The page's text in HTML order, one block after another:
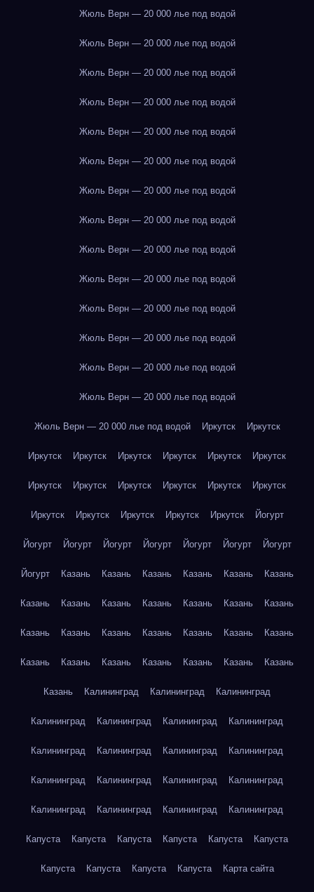
Жюль Верн — 20 000 лье под водой
Жюль Верн — 20 000 лье под водой
Жюль Верн — 20 000 лье под водой
Жюль Верн — 20 000 лье под водой
Жюль Верн — 20 000 лье под водой
Жюль Верн — 20 000 лье под водой
Жюль Верн — 20 000 лье под водой
Жюль Верн — 20 000 лье под водой
Жюль Верн — 20 000 лье под водой
Жюль Верн — 20 000 лье под водой
Жюль Верн — 20 000 лье под водой
Жюль Верн — 20 000 лье под водой
Жюль Верн — 20 000 лье под водой
Жюль Верн — 20 000 лье под водой
Жюль Верн — 20 000 лье под водой Иркутск Иркутск
Иркутск Иркутск Иркутск Иркутск Иркутск Иркутск
Иркутск Иркутск Иркутск Иркутск Иркутск Иркутск
Иркутск Иркутск Иркутск Иркутск Иркутск Йогурт
Йогурт Йогурт Йогурт Йогурт Йогурт Йогурт Йогурт
Йогурт Казань Казань Казань Казань Казань Казань
Казань Казань Казань Казань Казань Казань Казань
Казань Казань Казань Казань Казань Казань Казань
Казань Казань Казань Казань Казань Казань Казань
Казань Калининград Калининград Калининград
Калининград Калининград Калининград Калининград
Калининград Калининград Калининград Калининград
Калининград Калининград Калининград Калининград
Калининград Калининград Калининград Калининград
Капуста Капуста Капуста Капуста Капуста Капуста
Капуста Капуста Капуста Капуста Карта сайта